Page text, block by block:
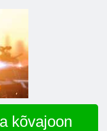
kõvajoon